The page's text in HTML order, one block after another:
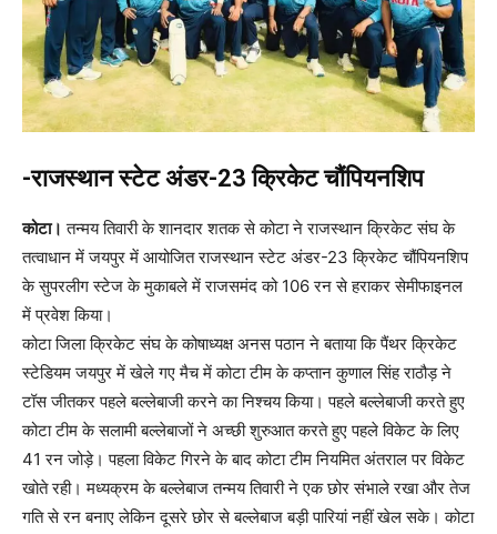
-राजस्थान स्टेट अंडर-23 क्रिकेट चौंपियनशिप
कोटा। तन्मय तिवारी के शानदार शतक से कोटा ने राजस्थान क्रिकेट संघ के
तत्वाधान में जयपुर में आयोजित राजस्थान स्टेट अंडर-23 क्रिकेट चौंपियनशिप
के सुपरलीग स्टेज के मुकाबले में राजसमंद को 106 रन से हराकर सेमीफाइनल
में प्रवेश किया।
कोटा जिला क्रिकेट संघ के कोषाध्यक्ष अनस पठान ने बताया कि पैंथर क्रिकेट
स्टेडियम जयपुर में खेले गए मैच में कोटा टीम के कप्तान कुणाल सिंह राठौड़ ने
टॉस जीतकर पहले बल्लेबाजी करने का निश्चय किया। पहले बल्लेबाजी करते हुए
कोटा टीम के सलामी बल्लेबाजों ने अच्छी शुरुआत करते हुए पहले विकेट के लिए
41 रन जोड़े। पहला विकेट गिरने के बाद कोटा टीम नियमित अंतराल पर विकेट
खोते रही। मध्यक्रम के बल्लेबाज तन्मय तिवारी ने एक छोर संभाले रखा और तेज
गति से रन बनाए लेकिन दूसरे छोर से बल्लेबाज बड़ी पारियां नहीं खेल सके। कोटा